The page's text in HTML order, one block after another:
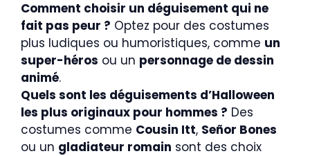
Comment choisir un déguisement qui ne
fait pas peur ? Optez pour des costumes
plus ludiques ou humoristiques, comme un
super-héros ou un personnage de dessin
animé.
Quels sont les déguisements d’Halloween
les plus originaux pour hommes ? Des
costumes comme Cousin Itt, Señor Bones
ou un gladiateur romain sont des choix